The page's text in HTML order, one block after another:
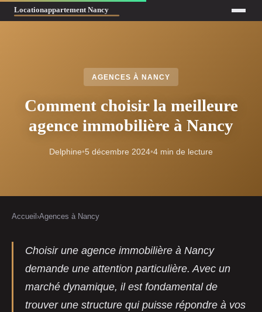
AGENCES À NANCY
Comment choisir la meilleure
agence immobilière à Nancy
Delphine•5 décembre 2024•4 min de lecture
Accueil ›Agences à Nancy
Choisir une agence immobilière à Nancy
demande une attention particulière. Avec un
marché dynamique, il est fondamental de
trouver une structure qui puisse répondre à vos